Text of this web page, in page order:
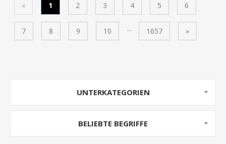
« 1 2 3 4 5 6
7 8 9 10 ... 1657 »
UNTERKATEGORIEN
BELIEBTE BEGRIFFE